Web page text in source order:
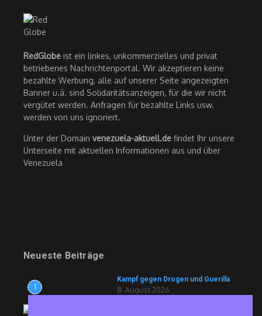
RedGlobe ist ein linkes, unkommerzielles und privat
betriebenes Nachrichtenportal. Wir akzeptieren keine
bezahlte Werbung, alle auf unserer Seite angezeigten
Banner u.ä. sind Solidaritätsanzeigen, für die wir nicht
vergütet werden. Anfragen für bezahlte Links usw.
werden von uns ignoriert.
Unter der Domain venezuela-aktuell.de findet Ihr unsere
Unterseite mit aktuellen Informationen aus und über
Venezuela
Neueste Beiträge
1
Kampf gegen Drogen und Guerilla
8. August 2026